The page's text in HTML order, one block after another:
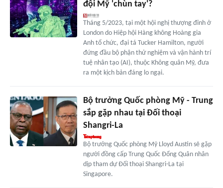
đội Mỹ 'chùn tay'?
Tháng 5/2023, tại một hội nghị thượng đỉnh ở
London do Hiệp hội Hàng không Hoàng gia
Anh tổ chức, đại tá Tucker Hamilton, người
đứng đầu bộ phận thử nghiệm và vận hành trí
tuệ nhân tạo (AI), thuộc Không quân Mỹ, đưa
ra một kịch bản đáng lo ngại.
Bộ trưởng Quốc phòng Mỹ - Trung
sắp gặp nhau tại Đối thoại
Shangri-La
Bộ trưởng Quốc phòng Mỹ Lloyd Austin sẽ gặp
người đồng cấp Trung Quốc Đổng Quân nhân
dịp tham dự Đối thoại Shangri-La tại
Singapore.